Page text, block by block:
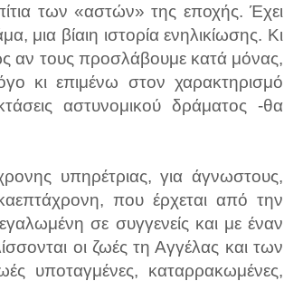
των «αστών» της εποχής. Έχει
μια βίαιη ιστορία ενηλικίωσης. Κι
αν τους προσλάβουμε κατά μόνας,
κι επιμένω στον χαρακτηρισμό
αστυνομικού δράματος -θα
υπηρέτριας, για άγνωστους,
που έρχεται από την
σε συγγενείς και με έναν
οι ζωές τη Αγγέλας και των
υποταγμένες, καταρρακωμένες,